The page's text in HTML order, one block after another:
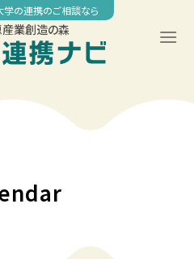
の連携のご相談なら
業創造の森